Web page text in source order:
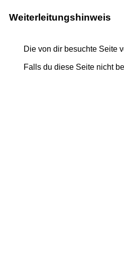
Weiterleitungshinweis
Die von dir besuchte Seite
Falls du diese Seite nicht